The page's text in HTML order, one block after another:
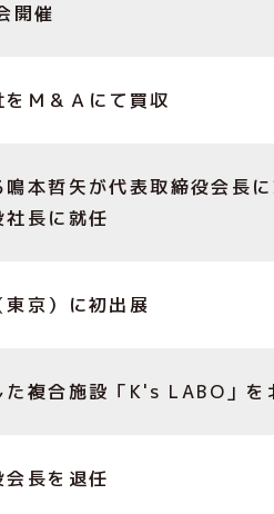
開催
Ｍ＆Ａにて買収
本哲矢が代表取締役会長
長に就任
京）に初出展
た複合施設「K's LABO」を
長を退任